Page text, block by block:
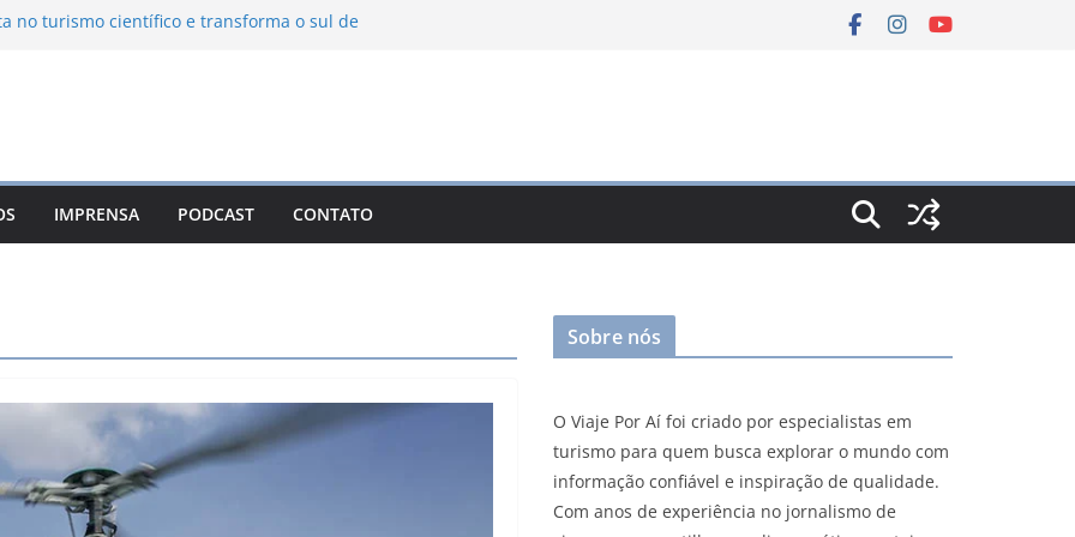
no turismo científico e transforma o sul de
em Campos do Jordão
Nuevo León: o Pueblo Mágico com ruas
e turismo à beira da represa
IMPRENSA PODCAST CONTATO
Sobre nós
O Viaje Por Aí foi criado por especialistas em
turismo para quem busca explorar o mundo com
informação confiável e inspiração de qualidade.
Com anos de experiência no jornalismo de